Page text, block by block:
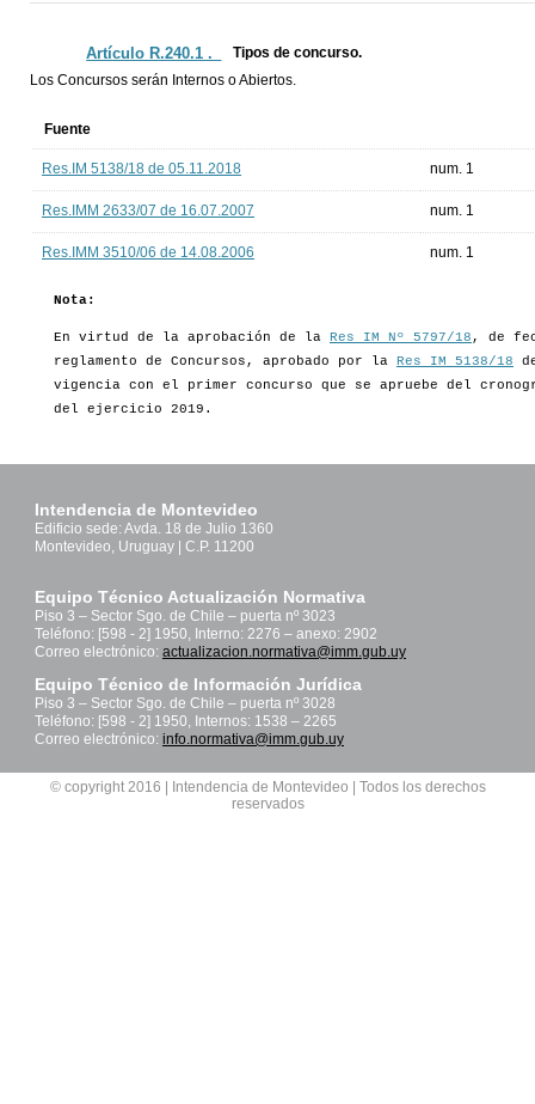
Artículo R.240.1 ._
Tipos de concurso.
Los Concursos serán Internos o Abiertos.
Fuente
Res.IM 5138/18 de 05.11.2018 num. 1
Res.IMM 2633/07 de 16.07.2007 num. 1
Res.IMM 3510/06 de 14.08.2006 num. 1
Nota:
En virtud de la aprobación de la Res IM Nº 5797/18 , de
reglamento de Concursos, aprobado por la
Res IM 5138/18
vigencia con el primer concurso que se apruebe del
del ejercicio 2019.
Intendencia de Montevideo
Edificio sede: Avda. 18 de Julio 1360
Montevideo, Uruguay | C.P. 11200
Equipo Técnico Actualización Normativa
Piso 3 – Sector Sgo. de Chile – puerta nº 3023
Teléfono: [598 - 2] 1950, Interno: 2276 – anexo: 2902
Correo electrónico: actualizacion.normativa@imm.gub.uy
Equipo Técnico de Información Jurídica
Piso 3 – Sector Sgo. de Chile – puerta nº 3028
Teléfono: [598 - 2] 1950, Internos: 1538 – 2265
Correo electrónico: info.normativa@imm.gub.uy
© copyright 2016 | Intendencia de Montevideo | Todos los derechos
reservados